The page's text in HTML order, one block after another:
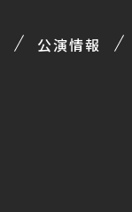
公演情報